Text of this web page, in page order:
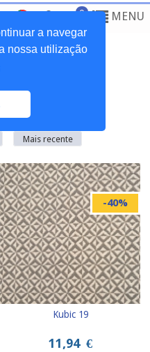
a navegar
nossa utilização
0 MENU
nesta categoria
Mais recente
-40%
Kubic 19
11,94 €